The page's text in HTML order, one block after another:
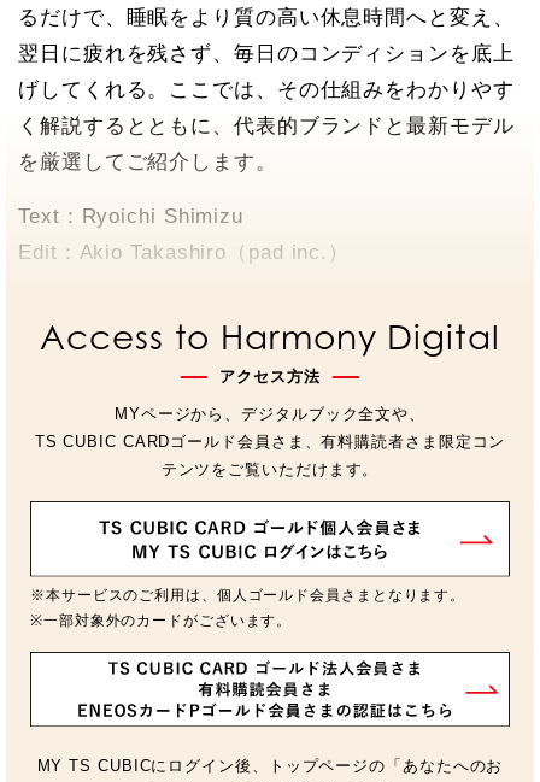
るだけで、睡眠をより質の高い休息時間へと変え、
翌日に疲れを残さず、毎日のコンディションを底上
げしてくれる。ここでは、その仕組みをわかりやす
く解説するとともに、代表的ブランドと最新モデル
を厳選してご紹介します。
Text：Ryoichi Shimizu
Edit：Akio Takashiro（pad inc.）
Access to Harmony Digital
アクセス方法
MYページから、デジタルブック全文や、
TS CUBIC CARDゴールド会員さま、有料購読者さま限定コン
テンツをご覧いただけます。
※本サービスのご利用は、個人ゴールド会員さまとなります。
※一部対象外のカードがございます。
MY TS CUBICにログイン後、トップページの「あなたへのお